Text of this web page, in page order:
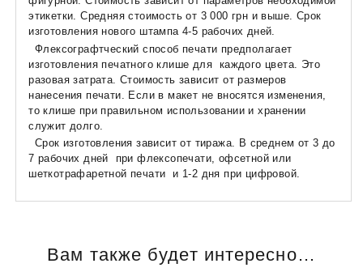
этикетки. Средняя стоимость от 3 000 грн и выше. Срок
изготовления нового штампа 4-5 рабочих дней.
Флексографтческий способ печати предполагает
изготовления печатного клише для каждого цвета. Это
разовая затрата. Стоимость зависит от размеров
нанесения печати. Если в макет не вносятся изменения,
то клише при правильном использовании и хранении
служит долго.
Срок изготовления зависит от тиража. В среднем от 3 до
7 рабочих дней при флексопечати, офсетной или
шеткотрафаретной печати и 1-2 дня при цифровой.
Вам также будет интересно…